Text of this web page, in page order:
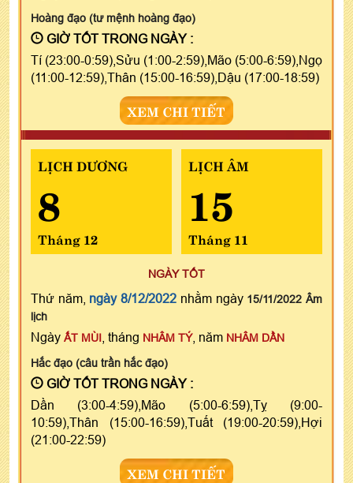
Hoàng đạo (tư mệnh hoàng đạo)
GIỜ TỐT TRONG NGÀY :
Tí (23:00-0:59),Sửu (1:00-2:59),Mão (5:00-6:59),Ngọ
(11:00-12:59),Thân (15:00-16:59),Dậu (17:00-18:59)
XEM CHI TIẾT
LỊCH DƯƠNG
8
Tháng 12
LỊCH ÂM
15
Tháng 11
NGÀY TỐT
Thứ năm, ngày 8/12/2022 nhằm ngày 15/11/2022 Âm
lịch
Ngày ẤT MÙI , tháng NHÂM TÝ, năm NHÂM DẦN
Hắc đạo (câu trần hắc đạo)
GIỜ TỐT TRONG NGÀY :
Dần (3:00-4:59),Mão (5:00-6:59),Tỵ (9:00-
10:59),Thân (15:00-16:59),Tuất (19:00-20:59),Hợi
(21:00-22:59)
XEM CHI TIẾT